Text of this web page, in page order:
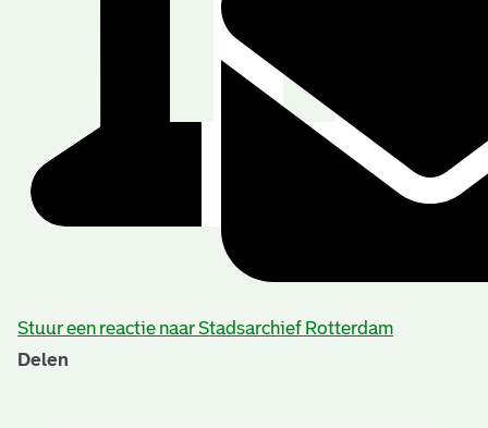
Stuur een reactie naar Stadsarchief Rotterdam
Delen